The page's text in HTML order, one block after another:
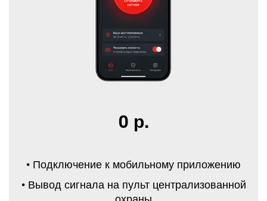
0 р.
• Подключение к мобильному приложению
• Вывод сигнала на пульт централизованной